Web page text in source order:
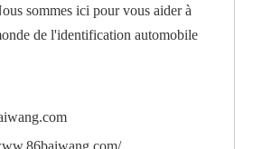
sommes ici pour vous aider à
de l'identification automobile